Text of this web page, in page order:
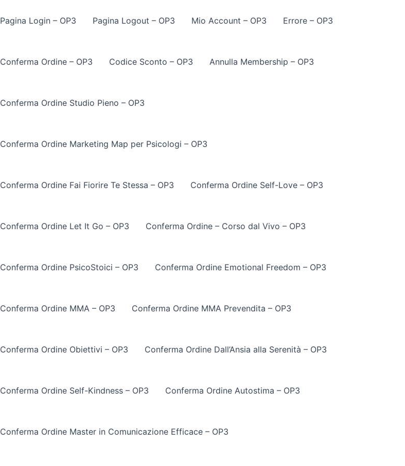
Pagina Login – OP3 Pagina Logout – OP3 Mio Account – OP3 Errore – OP3
Conferma Ordine – OP3 Codice Sconto – OP3 Annulla Membership – OP3
Conferma Ordine Studio Pieno – OP3
Conferma Ordine Marketing Map per Psicologi – OP3
Conferma Ordine Fai Fiorire Te Stessa – OP3 Conferma Ordine Self-Love – OP3
Conferma Ordine Let It Go – OP3 Conferma Ordine – Corso dal Vivo – OP3
Conferma Ordine PsicoStoici – OP3 Conferma Ordine Emotional Freedom – OP3
Conferma Ordine MMA – OP3 Conferma Ordine MMA Prevendita – OP3
Conferma Ordine Obiettivi – OP3 Conferma Ordine Dall’Ansia alla Serenità – OP3
Conferma Ordine Self-Kindness – OP3 Conferma Ordine Autostima – OP3
Conferma Ordine Master in Comunicazione Efficace – OP3